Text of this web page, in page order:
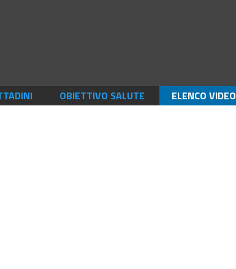
OBIETTIVO SALUTE ELENCO VIDEO